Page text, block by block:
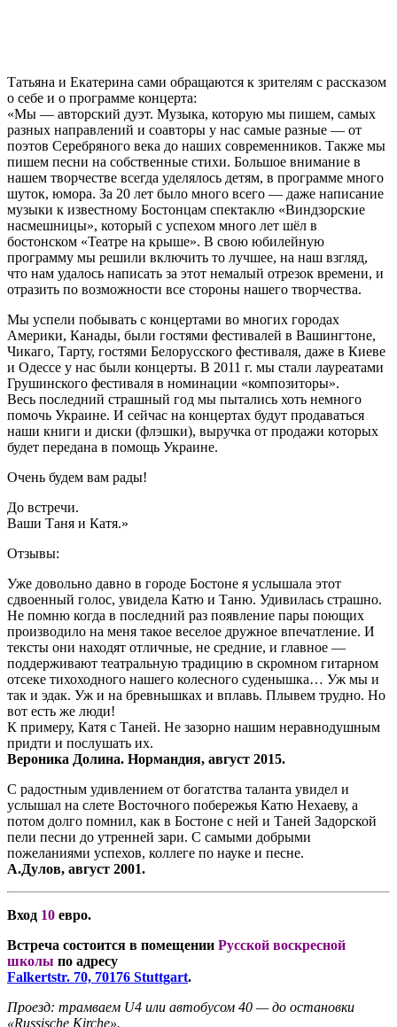
Татьяна и Екатерина сами обращаются к зрителям с рассказом
о себе и о программе концерта:
«Мы — авторский дуэт. Музыка, которую мы пишем, самых
разных направлений и соавторы у нас самые разные — от
поэтов Серебряного века до наших современников. Также мы
пишем песни на собственные стихи. Большое внимание в
нашем творчестве всегда уделялось детям, в программе много
шуток, юмора. За 20 лет было много всего — даже написание
музыки к известному Бостонцам спектаклю «Виндзорские
насмешницы», который с успехом много лет шёл в
бостонском «Театре на крыше». В свою юбилейную
программу мы решили включить то лучшее, на наш взгляд,
что нам удалось написать за этот немалый отрезок времени, и
отразить по возможности все стороны нашего творчества.
Мы успели побывать с концертами во многих городах
Америки, Канады, были гостями фестивалей в Вашингтоне,
Чикаго, Тарту, гостями Белорусского фестиваля, даже в Киеве
и Одессе у нас были концерты. В 2011 г. мы стали лауреатами
Грушинского фестиваля в номинации «композиторы».
Весь последний страшный год мы пытались хоть немного
помочь Украине. И сейчас на концертах будут продаваться
наши книги и диски (флэшки), выручка от продажи которых
будет передана в помощь Украине.
Очень будем вам рады!
До встречи.
Ваши Таня и Катя.»
Отзывы:
Уже довольно давно в городе Бостоне я услышала этот
сдвоенный голос, увидела Катю и Таню. Удивилась страшно.
Не помню когда в последний раз появление пары поющих
производило на меня такое веселое дружное впечатление. И
тексты они находят отличные, не средние, и главное —
поддерживают театральную традицию в скромном гитарном
отсеке тихоходного нашего колесного суденышка… Уж мы и
так и эдак. Уж и на бревнышках и вплавь. Плывем трудно. Но
вот есть же люди!
К примеру, Катя с Таней. Не зазорно нашим неравнодушным
придти и послушать их.
Вероника Долина. Нормандия, август 2015.
С радостным удивлением от богатства таланта увидел и
услышал на слете Восточного побережья Катю Нехаеву, а
потом долго помнил, как в Бостоне с ней и Таней Задорской
пели песни до утренней зари. С самыми добрыми
пожеланиями успехов, коллеге по науке и песне.
А.Дулов, август 2001.
Вход 10 евро.
Встреча состоится в помещении Русской воскресной
школы по адресу
Falkertstr. 70, 70176 Stuttgart.
Проезд: трамваем U4 или автобусом 40 — до остановки
«Russische Kirche».